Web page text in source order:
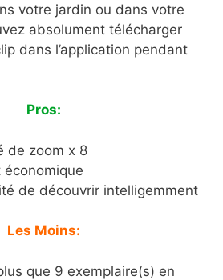
votre jardin ou dans votre
absolument télécharger
dans l’application pendant
Pros:
de zoom x 8
économique
de découvrir intelligemment
Les Moins:
que 9 exemplaire(s) en